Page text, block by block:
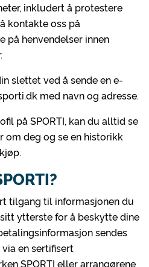
inkludert å protestere
kontakte oss på
på henvendelser innen
slettet ved å sende en e-
med navn og adresse.
på SPORTI, kan du alltid se
om deg og se en historikk
tilgang til informasjonen du
ytterste for å beskytte dine
sendes
en sertifisert
SPORTI eller arrangørene